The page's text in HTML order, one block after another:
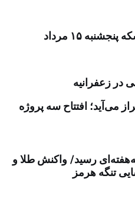
۱۵ مرداد
در زعفرانیه
می‌آید؛ افتتاح سه پروژه
رسید/ واکنش طلا و
تنگه هرمز